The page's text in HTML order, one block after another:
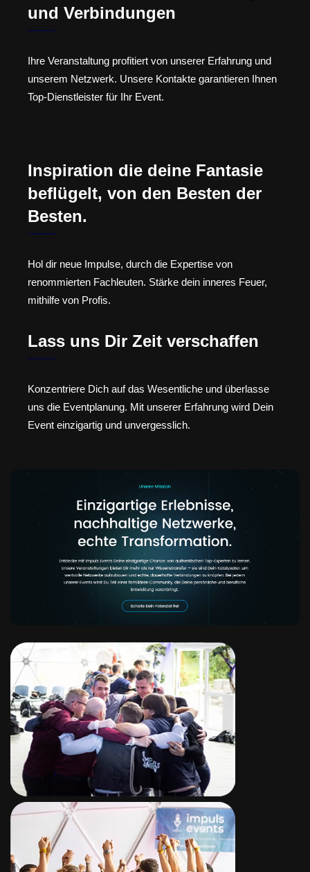
und Verbindungen
Ihre Veranstaltung profitiert von unserer Erfahrung und
unserem Netzwerk. Unsere Kontakte garantieren Ihnen
Top-Dienstleister für Ihr Event.
Inspiration die deine Fantasie
beflügelt, von den Besten der
Besten.
Hol dir neue Impulse, durch die Expertise von
renommierten Fachleuten. Stärke dein inneres Feuer,
mithilfe von Profis.
Lass uns Dir Zeit verschaffen
Konzentriere Dich auf das Wesentliche und überlasse
uns die Eventplanung. Mit unserer Erfahrung wird Dein
Event einzigartig und unvergesslich.